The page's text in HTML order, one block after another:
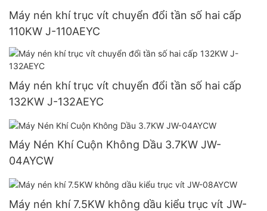
Máy nén khí trục vít chuyển đổi tần số hai cấp
110KW J-110AEYC
Máy nén khí trục vít chuyển đổi tần số hai cấp
132KW J-132AEYC
Máy Nén Khí Cuộn Không Dầu 3.7KW JW-
04AYCW
Máy nén khí 7.5KW không dầu kiểu trục vít JW-